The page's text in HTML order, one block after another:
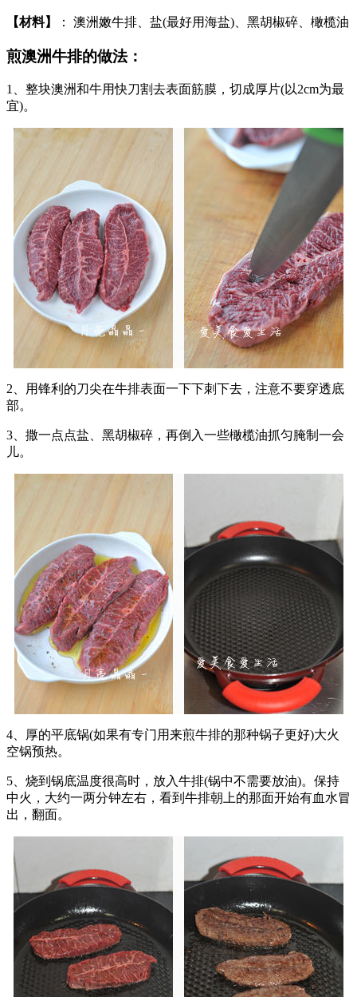
【材料】 ： 澳洲嫩牛排、盐(最好用海盐)、黑胡椒碎、橄榄油
煎澳洲牛排的做法：
1、整块澳洲和牛用快刀割去表面筋膜，切成厚片(以2cm为最
宜)。
2、用锋利的刀尖在牛排表面一下下刺下去，注意不要穿透底
部。
3、撒一点点盐、黑胡椒碎，再倒入一些橄榄油抓匀腌制一会
儿。
4、厚的平底锅(如果有专门用来煎牛排的那种锅子更好)大火
空锅预热。
5、烧到锅底温度很高时，放入牛排(锅中不需要放油)。保持
中火，大约一两分钟左右，看到牛排朝上的那面开始有血水冒
出，翻面。